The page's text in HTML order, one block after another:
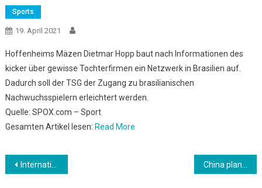
Sports
19. April 2021
Hoffenheims Mäzen Dietmar Hopp baut nach Informationen des
kicker über gewisse Tochterfirmen ein Netzwerk in Brasilien auf.
Dadurch soll der TSG der Zugang zu brasilianischen
Nachwuchsspielern erleichtert werden.
Quelle: SPOX.com – Sport
Gesamten Artikel lesen: Read More
Beitrags-
International: Poldi kritisiert Super-League-Pläne: “Ekelhaft und nicht fair”